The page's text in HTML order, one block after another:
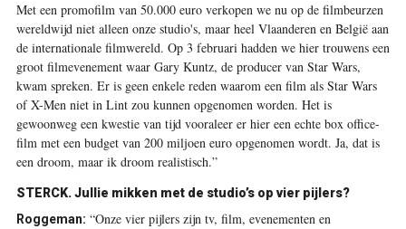
Met een promofilm van 50.000 euro verkopen we nu op de filmbeurzen
wereldwijd niet alleen onze studio's, maar heel Vlaanderen en België aan
de internationale filmwereld. Op 3 februari hadden we hier trouwens een
groot filmevenement waar Gary Kuntz, de producer van Star Wars,
kwam spreken. Er is geen enkele reden waarom een film als Star Wars
of X-Men niet in Lint zou kunnen opgenomen worden. Het is
gewoonweg een kwestie van tijd vooraleer er hier een echte box office-
film met een budget van 200 miljoen euro opgenomen wordt. Ja, dat is
een droom, maar ik droom realistisch.”
STERCK. Jullie mikken met de studio’s op vier pijlers?
Roggeman: “Onze vier pijlers zijn tv, film, evenementen en